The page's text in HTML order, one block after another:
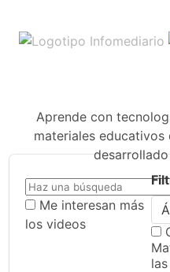
Aprende con
materiales educativos
Me interesan más
los videos